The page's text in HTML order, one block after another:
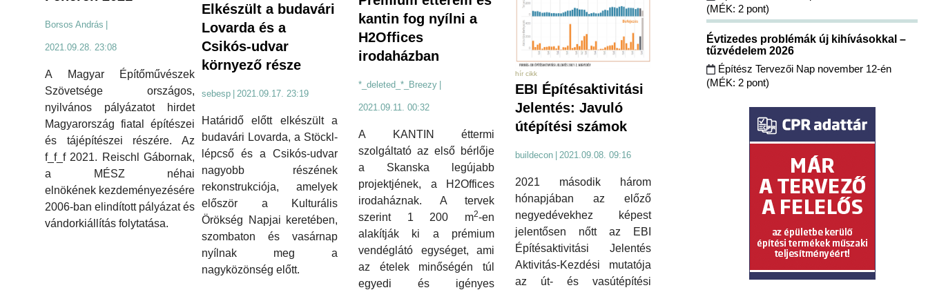
Borsos András
2021.09.28. 23:08
A Magyar Építőművészek
Szövetsége országos,
nyilvános pályázatot hirdet
Magyarország fiatal építészei
és tájépítészei részére. Az
f_f_f 2021. Reischl Gábornak,
a MÉSZ néhai
elnökének kezdeményezésére
2006-ban elindított pályázat és
vándorkiállítás folytatása.
Elkészült a budavári
Lovarda és a
Csikós-udvar
környező része
sebesp 2021.09.17. 23:19
Határidő előtt elkészült a
budavári Lovarda, a Stöckl-
lépcső és a Csikós-udvar
nagyobb részének
rekonstrukciója, amelyek
először a Kulturális
Örökség Napjai keretében,
szombaton és vasárnap
nyílnak meg a
nagyközönség előtt.
kantin fog nyílni a
H2Offices
irodaházban
*_deleted_*_Breezy
2021.09.11. 00:32
A KANTIN éttermi
szolgáltató az első bérlője
a Skanska legújabb
projektjének, a H2Offices
irodaháznak. A tervek
szerint 1 200 m2-en
alakítják ki a prémium
vendéglátó egységet, ami
az ételek minőségén túl
egyedi és igényes
hír cikk
EBI Építésaktivitási
Jelentés: Javuló
útépítési számok
buildecon 2021.09.08. 09:16
2021 második három
hónapjában az előző
negyedévekhez képest
jelentősen nőtt az EBI
Építésaktivitási Jelentés
Aktivitás-Kezdési mutatója
az út- és vasútépítési
(MÉK: 2 pont)
Évtizedes problémák új kihívásokkal –
tűzvédelem 2026
Építész Tervezői Nap november 12-én
(MÉK: 2 pont)